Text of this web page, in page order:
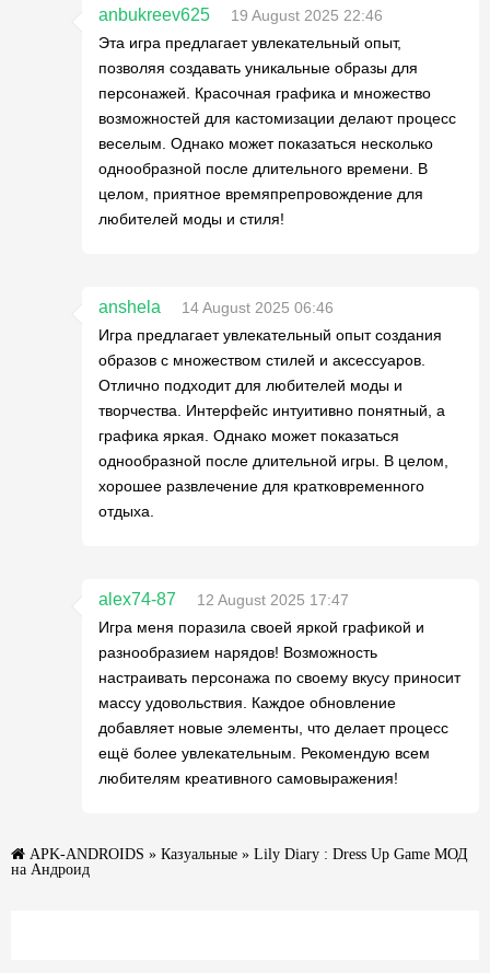
anbukreev625
19 August 2025 22:46
Эта игра предлагает увлекательный опыт,
позволяя создавать уникальные образы для
персонажей. Красочная графика и множество
возможностей для кастомизации делают процесс
веселым. Однако может показаться несколько
однообразной после длительного времени. В
целом, приятное времяпрепровождение для
любителей моды и стиля!
anshela
14 August 2025 06:46
Игра предлагает увлекательный опыт создания
образов с множеством стилей и аксессуаров.
Отлично подходит для любителей моды и
творчества. Интерфейс интуитивно понятный, а
графика яркая. Однако может показаться
однообразной после длительной игры. В целом,
хорошее развлечение для кратковременного
отдыха.
alex74-87
12 August 2025 17:47
Игра меня поразила своей яркой графикой и
разнообразием нарядов! Возможность
настраивать персонажа по своему вкусу приносит
массу удовольствия. Каждое обновление
добавляет новые элементы, что делает процесс
ещё более увлекательным. Рекомендую всем
любителям креативного самовыражения!
APK-ANDROIDS » Казуальные » Lily Diary : Dress Up Game МОД
на Андроид